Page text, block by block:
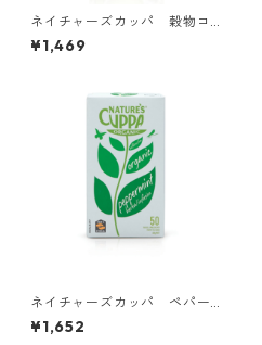
ネイチャーズカッパ 穀物コ
ーヒー カフェインフリー
¥1,469
ネイチャーズカッパ ペパー
ミント 50ティーバッグ（カ
フェインフリー）
¥1,652